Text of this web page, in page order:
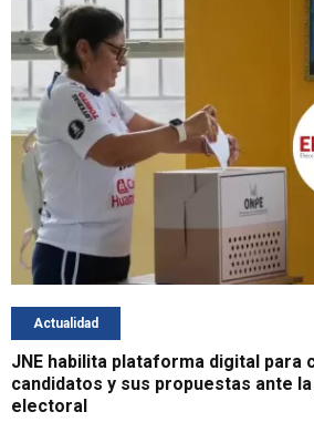
Actualidad
JNE habilita plataforma digital para
candidatos y sus propuestas ante
electoral